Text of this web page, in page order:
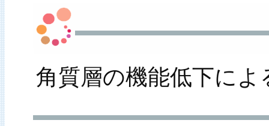
角質層の機能低下に